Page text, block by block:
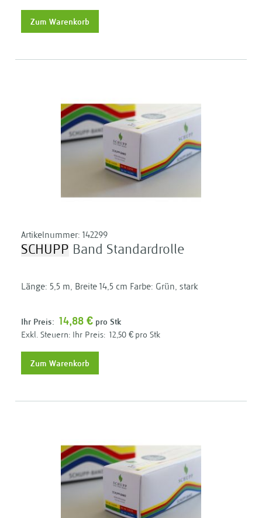
Zum Warenkorb
Artikelnummer: 142299
SCHUPP Band Standardrolle
Länge: 5,5 m, Breite 14,5 cm Farbe: Grün, stark
Ihr Preis: 14,88 € pro Stk
Ihr Preis: 12,50 € pro Stk
Zum Warenkorb